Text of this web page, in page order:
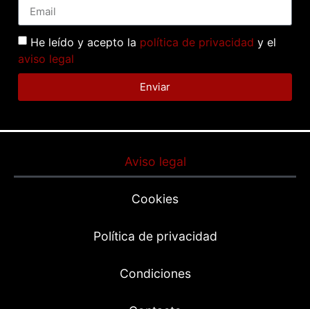
He leído y acepto la política de privacidad y el
aviso legal
Enviar
Aviso legal
Cookies
Política de privacidad
Condiciones